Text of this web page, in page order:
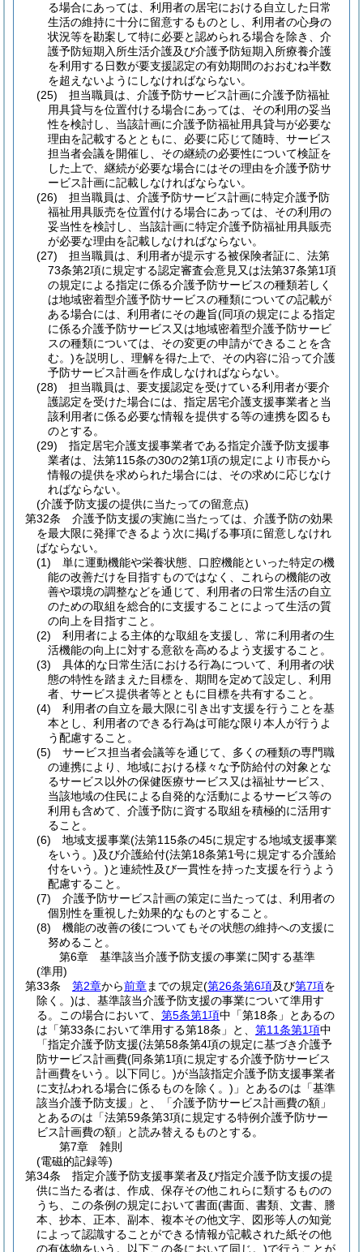
る場合にあっては、利用者の居宅における自立した日常
生活の維持に十分に留意するものとし、利用者の心身の
状況等を勘案して特に必要と認められる場合を除き、介
護予防短期入所生活介護及び介護予防短期入所療養介護
を利用する日数が要支援認定の有効期間のおおむね半数
を超えないようにしなければならない。
(25)
担当職員は、介護予防サービス計画に介護予防福祉
用具貸与を位置付ける場合にあっては、その利用の妥当
性を検討し、当該計画に介護予防福祉用具貸与が必要な
理由を記載するとともに、必要に応じて随時、サービス
担当者会議を開催し、その継続の必要性について検証を
した上で、継続が必要な場合にはその理由を介護予防サ
ービス計画に記載しなければならない。
(26)
担当職員は、介護予防サービス計画に特定介護予防
福祉用具販売を位置付ける場合にあっては、その利用の
妥当性を検討し、当該計画に特定介護予防福祉用具販売
が必要な理由を記載しなければならない。
(27)
担当職員は、利用者が提示する被保険者証に、法第
73条第2項に規定する認定審査会意見又は法第37条第1項
の規定による指定に係る介護予防サービスの種類若しく
は地域密着型介護予防サービスの種類についての記載が
ある場合には、利用者にその趣旨(同項の規定による指定
に係る介護予防サービス又は地域密着型介護予防サービ
スの種類については、その変更の申請ができることを含
む。)を説明し、理解を得た上で、その内容に沿って介護
予防サービス計画を作成しなければならない。
(28)
担当職員は、要支援認定を受けている利用者が要介
護認定を受けた場合には、指定居宅介護支援事業者と当
該利用者に係る必要な情報を提供する等の連携を図るも
のとする。
(29)
指定居宅介護支援事業者である指定介護予防支援事
業者は、法第115条の30の2第1項の規定により市長から
情報の提供を求められた場合には、その求めに応じなけ
ればならない。
(介護予防支援の提供に当たっての留意点)
第32条
介護予防支援の実施に当たっては、介護予防の効果
を最大限に発揮できるよう次に掲げる事項に留意しなけれ
ばならない。
(1)
単に運動機能や栄養状態、口腔機能といった特定の機
能の改善だけを目指すものではなく、これらの機能の改
善や環境の調整などを通じて、利用者の日常生活の自立
のための取組を総合的に支援することによって生活の質
の向上を目指すこと。
(2)
利用者による主体的な取組を支援し、常に利用者の生
活機能の向上に対する意欲を高めるよう支援すること。
(3)
具体的な日常生活における行為について、利用者の状
態の特性を踏まえた目標を、期間を定めて設定し、利用
者、サービス提供者等とともに目標を共有すること。
(4)
利用者の自立を最大限に引き出す支援を行うことを基
本とし、利用者のできる行為は可能な限り本人が行うよ
う配慮すること。
(5)
サービス担当者会議等を通じて、多くの種類の専門職
の連携により、地域における様々な予防給付の対象とな
るサービス以外の保健医療サービス又は福祉サービス、
当該地域の住民による自発的な活動によるサービス等の
利用も含めて、介護予防に資する取組を積極的に活用す
ること。
(6)
地域支援事業(法第115条の45に規定する地域支援事業
をいう。)及び介護給付(法第18条第1号に規定する介護給
付をいう。)と連続性及び一貫性を持った支援を行うよう
配慮すること。
(7)
介護予防サービス計画の策定に当たっては、利用者の
個別性を重視した効果的なものとすること。
(8)
機能の改善の後についてもその状態の維持への支援に
努めること。
第6章
基準該当介護予防支援の事業に関する基準
(準用)
第33条
第2章から前章までの規定(第26条第6項及び第7項を
除く。)は、基準該当介護予防支援の事業について準用す
る。
この場合において、 第5条第1項中「第18条」とあるの
は「第33条において準用する第18条」と、 第11条第1項中
「指定介護予防支援(法第58条第4項の規定に基づき介護予
防サービス計画費(同条第1項に規定する介護予防サービス
計画費をいう。以下同じ。)が当該指定介護予防支援事業者
に支払われる場合に係るものを除く。) 」とあるのは「基準
該当介護予防支援」と、「介護予防サービス計画費の額」
とあるのは「法第59条第3項に規定する特例介護予防サー
ビス計画費の額」と読み替えるものとする。
第7章
雑則
(電磁的記録等)
第34条
指定介護予防支援事業者及び指定介護予防支援の提
供に当たる者は、作成、保存その他これらに類するものの
うち、この条例の規定において書面(書面、書類、文書、謄
本、抄本、正本、副本、複本その他文字、図形等人の知覚
によって認識することができる情報が記載された紙その他
の有体物をいう。以下この条において同じ。)で行うことが